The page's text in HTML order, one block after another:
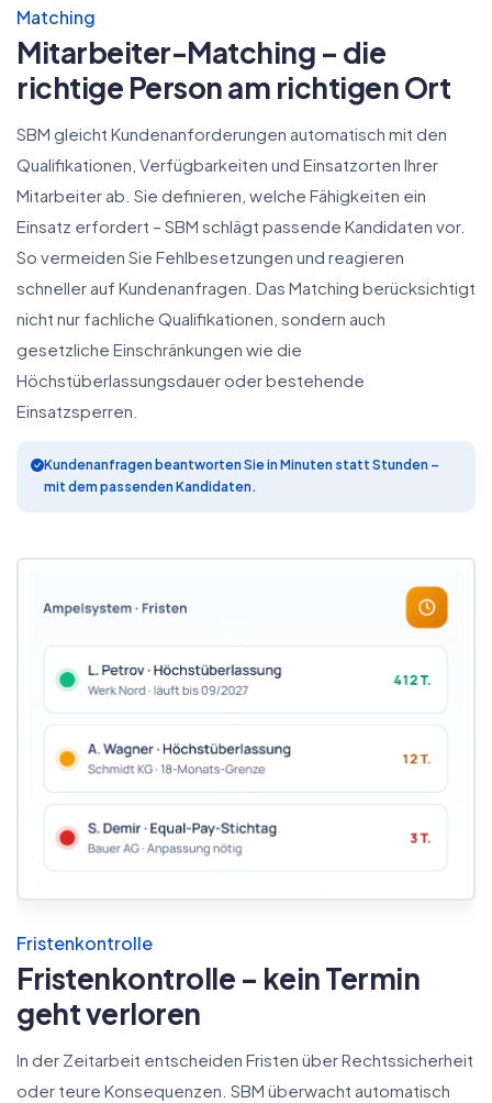
Matching
Mitarbeiter-Matching – die
richtige Person am richtigen Ort
SBM gleicht Kundenanforderungen automatisch mit den
Qualifikationen, Verfügbarkeiten und Einsatzorten Ihrer
Mitarbeiter ab. Sie definieren, welche Fähigkeiten ein
Einsatz erfordert – SBM schlägt passende Kandidaten vor.
So vermeiden Sie Fehlbesetzungen und reagieren
schneller auf Kundenanfragen. Das Matching berücksichtigt
nicht nur fachliche Qualifikationen, sondern auch
gesetzliche Einschränkungen wie die
Höchstüberlassungsdauer oder bestehende
Einsatzsperren.
Kundenanfragen beantworten Sie in Minuten statt Stunden –
mit dem passenden Kandidaten.
Fristenkontrolle
Fristenkontrolle – kein Termin
geht verloren
In der Zeitarbeit entscheiden Fristen über Rechtssicherheit
oder teure Konsequenzen. SBM überwacht automatisch